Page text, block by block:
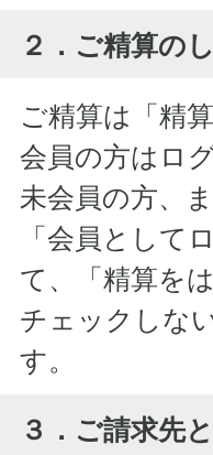
２．ご精算の
ご精算は「精
会員の方はロ
未会員の方、
「会員として
て、「精算を
チェックしな
す。
３．ご請求先